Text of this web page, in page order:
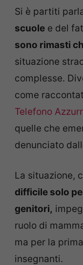
Si è partiti
scuole e del
sono rimasti
situazione
complesse.
come
Telefono
quelle che
denunciato
La situazione,
difficile solo
genitori,
ruolo di
ma per la
insegnanti.